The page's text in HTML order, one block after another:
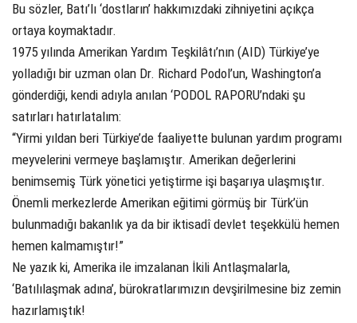
Bu sözler, Batı’lı ‘dostların’ hakkımızdaki zihniyetini açıkça
ortaya koymaktadır.
1975 yılında Amerikan Yardım Teşkilâtı’nın (AID) Türkiye’ye
yolladığı bir uzman olan Dr. Richard Podol’un, Washington’a
gönderdiği, kendi adıyla anılan ‘PODOL RAPORU’ndaki şu
satırları hatırlatalım:
“Yirmi yıldan beri Türkiye’de faaliyette bulunan yardım programı
meyvelerini vermeye başlamıştır. Amerikan değerlerini
benimsemiş Türk yönetici yetiştirme işi başarıya ulaşmıştır.
Önemli merkezlerde Amerikan eğitimi görmüş bir Türk’ün
bulunmadığı bakanlık ya da bir iktisadî devlet teşekkülü hemen
hemen kalmamıştır!”
Ne yazık ki, Amerika ile imzalanan İkili Antlaşmalarla,
‘Batılılaşmak adına’, bürokratlarımızın devşirilmesine biz zemin
hazırlamıştık!